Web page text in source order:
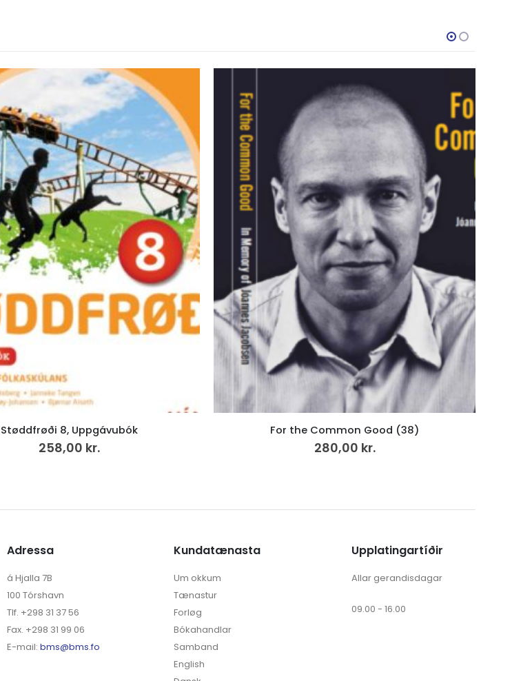
For the Common Good (38)
280,00 kr.
Fuglafjørður og fuglfiringar 1 (6)
495,00 kr.
Adressa
á Hjalla 7B
100 Tórshavn
Tlf. +298 31 37 56
Fax. +298 31 99 06
E-mail: bms@bms.fo
Kundatænasta
Um okkum
Tænastur
Forløg
Bókahandlar
Samband
English
Upplatingartíðir
Allar gerandisdagar
09.00 - 16.00